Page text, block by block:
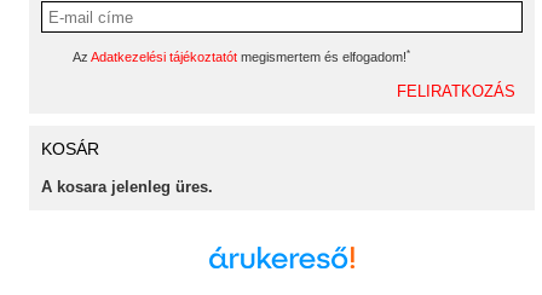
Az Adatkezelési tájékoztatót megismertem és elfogadom!*
KOSÁR
A kosara jelenleg üres.